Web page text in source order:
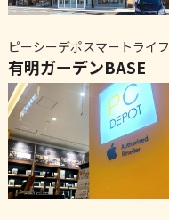
ピーシーデポスマートライフ
有明ガーデンBASE